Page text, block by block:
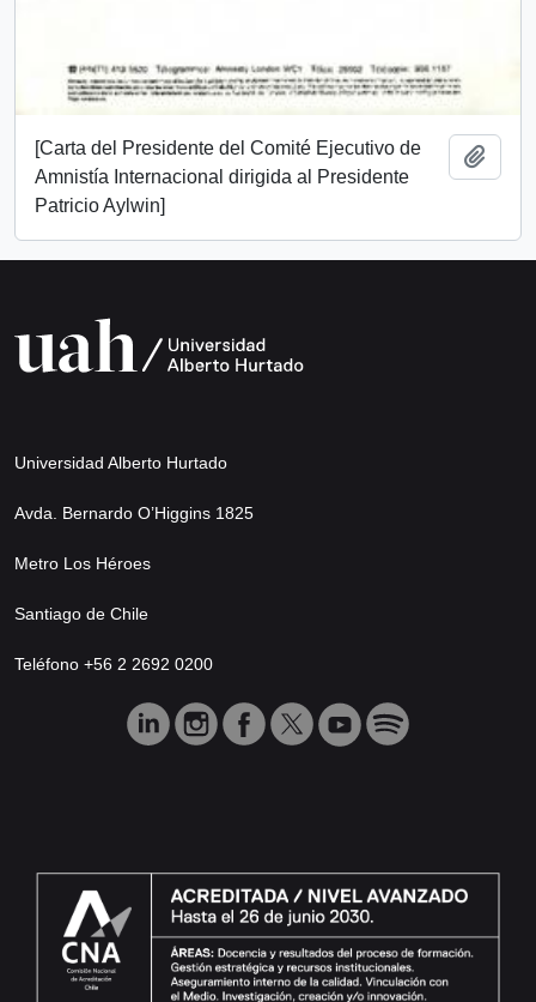
[Carta del Presidente del Comité Ejecutivo de
Amnistía Internacional dirigida al Presidente
Patricio Aylwin]
Universidad Alberto Hurtado
Avda. Bernardo O’Higgins 1825
Metro Los Héroes
Santiago de Chile
Teléfono +56 2 2692 0200